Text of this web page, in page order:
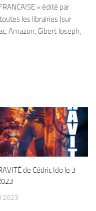
» édité par
les librairies (sur
Amazon, Gibert Joseph,
de Cédric Ido le 3
2023